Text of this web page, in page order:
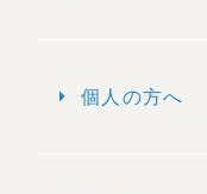
arrow_right 個人の方へ